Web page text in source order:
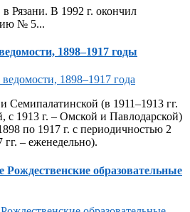
в Рязани. В 1992 г. окончил
№ 5...
1898–1917 годы
Семипалатинской (в 1911–1913 гг.
1913 г. – Омской и Павлодарской)
по 1917 г. с периодичностью 2
гг. – еженедельно).
образовательные